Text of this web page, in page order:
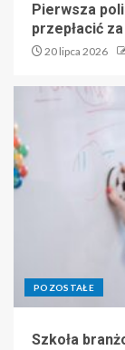
Pierwsza
przepłacić
20 lipca 2026
POZOSTAŁE
Szkoła